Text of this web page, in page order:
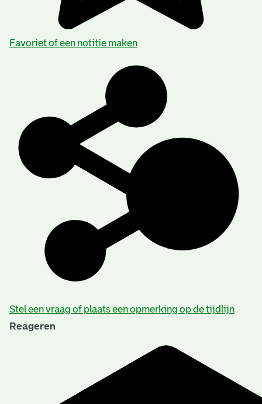
Favoriet of een notitie maken
Stel een vraag of plaats een opmerking op de tijdlijn
Reageren